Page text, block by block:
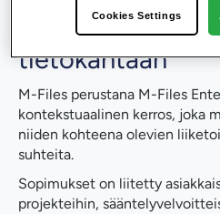
Knowledge
tietokantaan
M-Files perustana M-Files
kontekstuaalinen kerros, joka
niiden kohteena olevien
suhteita.
Sopimukset on liitetty
projekteihin,
Cookies Settings